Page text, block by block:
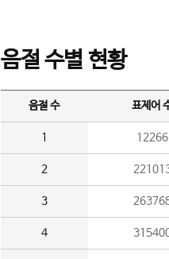
음절 수별 현황
음절 수 표제어
1 12266
2
3
4